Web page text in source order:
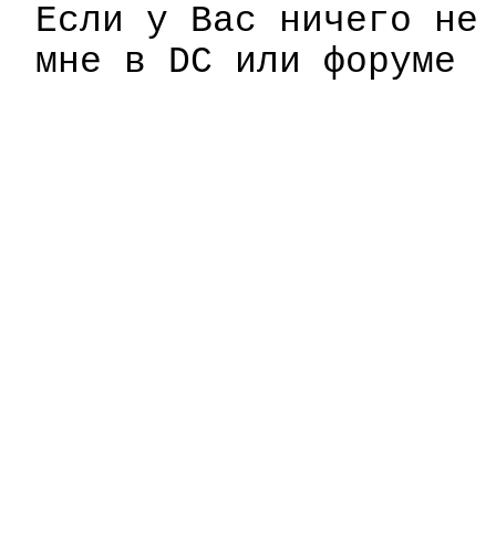
Если у Вас ничего
мне в DC или форуме